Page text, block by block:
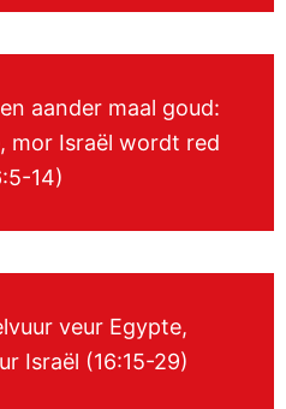
aander maal goud:
mor Israël wordt red
14)
veur Egypte,
Israël (16:15-29)